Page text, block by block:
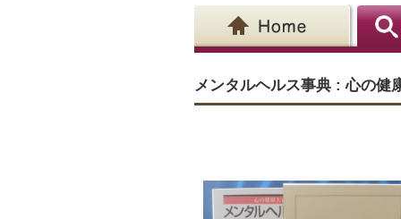
メンタルヘルス事典 : 心の健